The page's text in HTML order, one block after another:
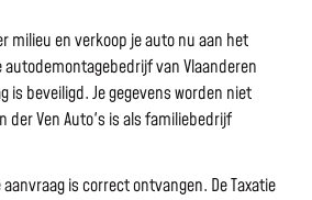
milieu en verkoop je auto nu aan het
van Vlaanderen
is beveiligd. Je gegevens worden niet
der Ven Auto's is als familiebedrijf
aanvraag is correct ontvangen. De Taxatie